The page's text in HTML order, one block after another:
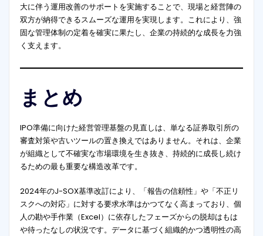
大に伴う運用改善のサポートを実施することで、現場と経営陣の
双方が納得できるスムーズな運用を実現します。これにより、強
固な管理体制の定着を確実に果たし、企業の持続的な成長を力強
く支えます。
まとめ
IPO準備に向けた経営管理基盤の見直しは、単なる証券取引所の
審査対策や古いツールの置き換えではありません。それは、企業
が組織として不確実な市場環境を生き抜き、持続的に成長し続け
るための最も重要な構造改革です。
2024年のJ-SOX基準改訂により、「報告の信頼性」や「不正リ
スクへの対応」に対する要求水準はかつてなく高まっており、個
人の勘や手作業（Excel）に依存したフェーズからの脱却はもは
や待ったなしの状況です。データに基づく組織的かつ透明性の高